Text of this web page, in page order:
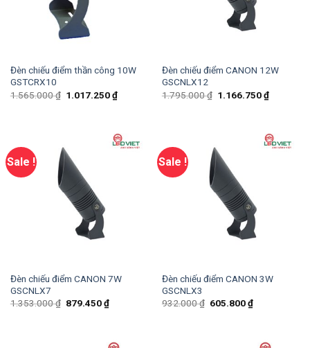
Đèn chiếu điểm thần công 10W
GSTCRX10
1.565.000₫ 1.017.250₫
Đèn chiếu điểm CANON 12W
GSCNLX12
1.795.000₫ 1.166.750₫
Sale !
Đèn chiếu điểm CANON 7W
GSCNLX7
1.353.000₫ 879.450₫
Sale !
Đèn chiếu điểm CANON 3W
GSCNLX3
932.000₫ 605.800₫